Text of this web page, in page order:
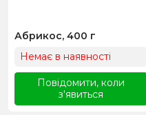
Абрикос, 400 г
Немає в наявності
Повідомити, коли
з'явиться